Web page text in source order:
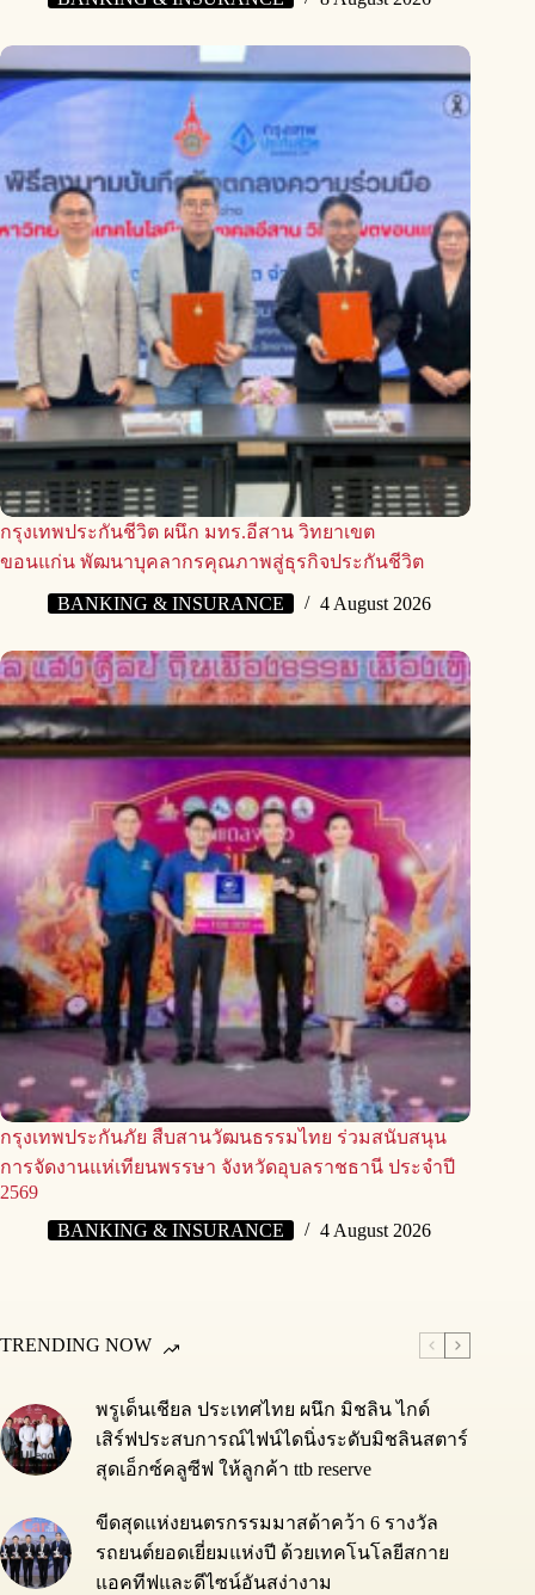
กรุงเทพประกันชีวิต ผนึก มทร.อีสาน วิทยาเขต
ขอนแก่น พัฒนาบุคลากรคุณภาพสู่ธุรกิจประกันชีวิต
BANKING & INSURANCE 4 August 2026
กรุงเทพประกันภัย สืบสานวัฒนธรรมไทย ร่วมสนับสนุน
การจัดงานแห่เทียนพรรษา จังหวัดอุบลราชธานี ประจำปี
2569
BANKING & INSURANCE
4 August 2026
TRENDING NOW
พรูเด็นเชียล ประเทศไทย ผนึก มิชลิน ไกด์
เสิร์ฟประสบการณ์ไฟน์ไดนิ่งระดับมิชลินสตาร์
สุดเอ็กซ์คลูซีฟ ให้ลูกค้า ttb reserve
ขีดสุดแห่งยนตรกรรมมาสด้าคว้า 6 รางวัล
รถยนต์ยอดเยี่ยมแห่งปี ด้วยเทคโนโลยีสกาย
แอคทีฟและดีไซน์อันสง่างาม